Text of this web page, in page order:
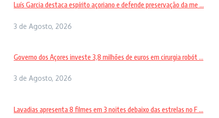
Luís Garcia destaca espírito açoriano e defende preservação da me ...
3 de Agosto, 2026
Governo dos Açores investe 3,8 milhões de euros em cirurgia robót ...
3 de Agosto, 2026
Lavadias apresenta 8 filmes em 3 noites debaixo das estrelas no F ...